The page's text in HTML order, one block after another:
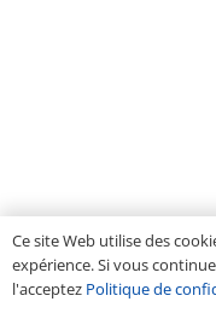
Ce site Web utilise des
expérience. Si vous
l'acceptez Politique de